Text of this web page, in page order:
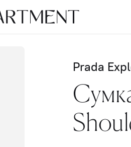
Prada